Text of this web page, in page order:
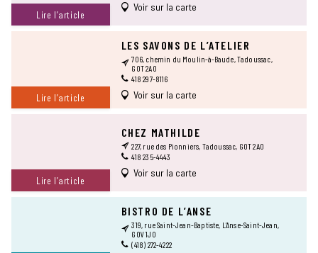
Lire l’article
Voir sur la carte
Lire l’article
LES SAVONS DE L’ATELIER
706, chemin du Moulin-à-Baude, Tadoussac,
G0T 2A0
418 297-8116
Voir sur la carte
Lire l’article
CHEZ MATHILDE
227, rue des Pionniers, Tadoussac, G0T 2A0
418 235-4443
Voir sur la carte
BISTRO DE L’ANSE
319, rue Saint-Jean-Baptiste, L’Anse-Saint-Jean,
G0V 1J0
(418) 272-4222